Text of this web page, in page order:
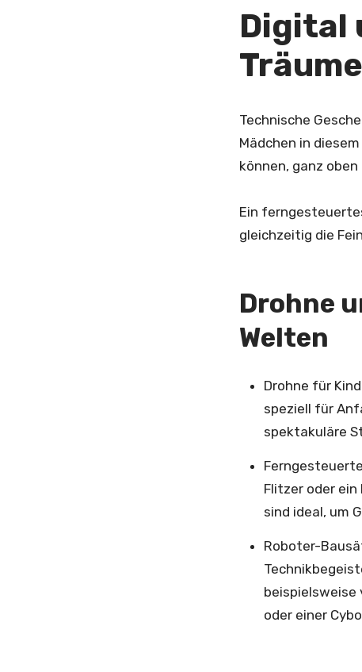
Digital
Technische
Mädchen in
können, ganz
Ein
gleichzeitig die
Drohne
Welten
Drohne für
speziell für
spektakuläre
Flitzer oder
sind ideal, um
Roboter-
beispielsweise
oder einer